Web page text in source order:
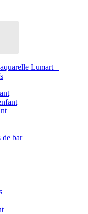
Lumart –
de bar